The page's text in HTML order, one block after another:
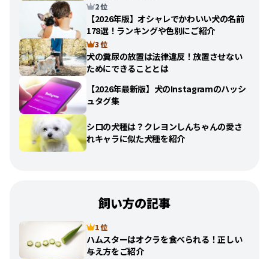
2 位
【2026年版】オシャレでかわいい犬の名前
178選！ランキングや色別にご紹介
3 位
犬の糞尿の放置は法律違反！放置させない
ためにできることとは
【2026年最新版】犬のInstagramのハッシ
ュタグ集
シロの犬種は？クレヨンしんちゃんの愛さ
れキャラに似た犬種を紹介
飼い方の記事
1 位
ハムスターはオクラを食べられる！正しい
与え方をご紹介